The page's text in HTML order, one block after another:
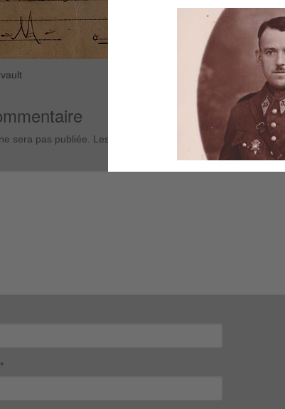
sera pas publiée. Les champs obligatoires sont indiqués
*